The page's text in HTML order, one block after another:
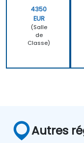
4350
EUR
(Salle
de
Classe)
Autres